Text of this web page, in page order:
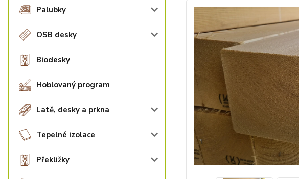
Palubky
OSB desky
Biodesky
Hoblovaný program
Latě, desky a prkna
Tepelné izolace
Překližky